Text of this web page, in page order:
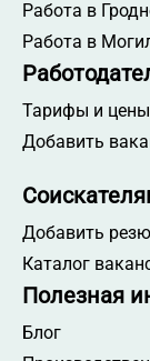
Работа в
Работа в
Тарифы и цены
Добавить
Добавить
Каталог
Полезная
Блог